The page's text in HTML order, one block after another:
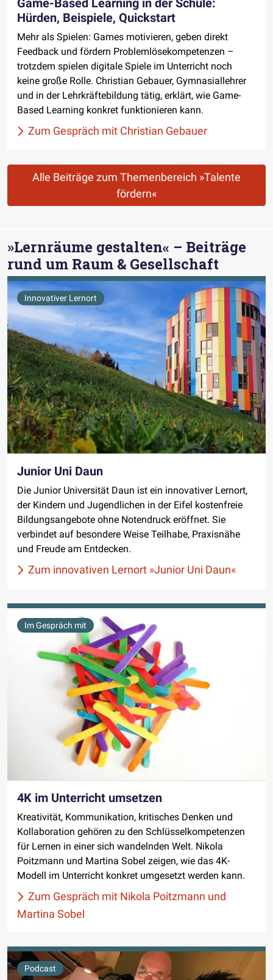
Game-Based Learning in der Schule:
Hürden, Beispiele, Quickstart
Mehr als Spielen: Games motivieren, geben direkt
Feedback und fördern Problemlösekompetenzen –
trotzdem spielen digitale Spiele im Unterricht noch
keine große Rolle. Christian Gebauer, Gymnasiallehrer
und in der Lehrkräftebildung tätig, erklärt, wie Game-
Based Learning konkret funktionieren kann.
Zum Gespräch mit Christian Gebauer
Alle Beiträge zum Themenbereich »Talente
fördern«
»Lernräume gestalten« – Beiträge
rund um Raum & Gesellschaft
Innovativer Lernort
Junior Uni Daun
Die Junior Universität Daun ist ein innovativer Lernort,
der Kindern und Jugendlichen in der Eifel kostenfreie
Bildungsangebote ohne Notendruck eröffnet. Sie
verbindet auf besondere Weise Teilhabe, Praxisnähe
und Freude am Entdecken.
Zum innovativen Lernort »Junior Uni Daun«
Im Gespräch mit
4K im Unterricht umsetzen
Kreativität, Kommunikation, kritisches Denken und
Kollaboration gehören zu den Schlüsselkompetenzen
für Lernen in einer sich wandelnden Welt. Nikola
Poitzmann und Martina Sobel zeigen, wie das 4K-
Modell im Unterricht konkret umgesetzt werden kann.
Zum Gespräch mit Nikola Poitzmann und
Martina Sobel
Podcast